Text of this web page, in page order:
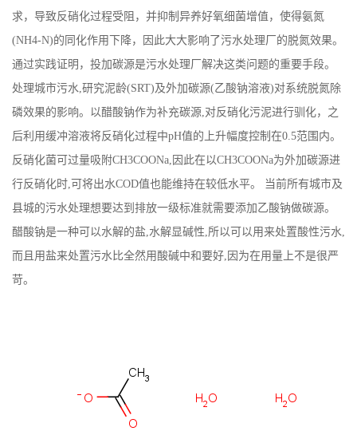
产
展
厅
书
求，导致反硝化过程受阻，并抑制异养好氧细菌增值，使得氨氮
(NH4-N)的同化作用下降，因此大大影响了污水处理厂的脱氮效果。
通过实践证明，投加碳源是污水处理厂解决这类问题的重要手段。
处理城市污水,研究泥龄(SRT)及外加碳源(乙酸钠溶液)对系统脱氮除
磷效果的影响。以醋酸钠作为补充碳源,对反硝化污泥进行驯化，之
后利用缓冲溶液将反硝化过程中pH值的上升幅度控制在0.5范围内。
反硝化菌可过量吸附CH3COONa,因此在以CH3COONa为外加碳源进
行反硝化时,可将出水COD值也能维持在较低水平。 当前所有城市及
县城的污水处理想要达到排放一级标准就需要添加乙酸钠做碳源。
醋酸钠是一种可以水解的盐,水解显碱性,所以可以用来处置酸性污水,
而且用盐来处置污水比全然用酸碱中和要好,因为在用量上不是很严
苛。